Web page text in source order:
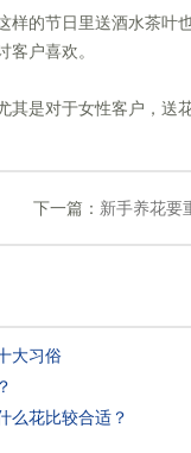
样的节日里送酒水茶叶
户喜欢。
其是对于女性客户，送
下一篇： 新手养花要
大习俗
么花比较合适？